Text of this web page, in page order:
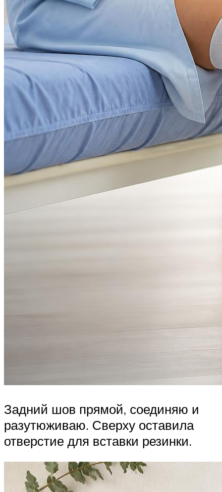
Задний шов прямой, соединяю и
разутюживаю. Сверху оставила
отверстие для вставки резинки.